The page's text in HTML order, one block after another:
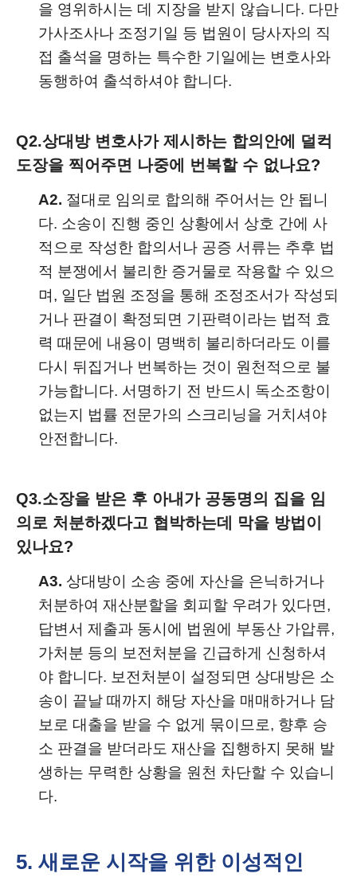
을 영위하시는 데 지장을 받지 않습니다. 다만
가사조사나 조정기일 등 법원이 당사자의 직
접 출석을 명하는 특수한 기일에는 변호사와
동행하여 출석하셔야 합니다.
Q2.상대방 변호사가 제시하는 합의안에 덜컥
도장을 찍어주면 나중에 번복할 수 없나요?
A2. 절대로 임의로 합의해 주어서는 안 됩니
다. 소송이 진행 중인 상황에서 상호 간에 사
적으로 작성한 합의서나 공증 서류는 추후 법
적 분쟁에서 불리한 증거물로 작용할 수 있으
며, 일단 법원 조정을 통해 조정조서가 작성되
거나 판결이 확정되면 기판력이라는 법적 효
력 때문에 내용이 명백히 불리하더라도 이를
다시 뒤집거나 번복하는 것이 원천적으로 불
가능합니다. 서명하기 전 반드시 독소조항이
없는지 법률 전문가의 스크리닝을 거치셔야
안전합니다.
Q3.소장을 받은 후 아내가 공동명의 집을 임
의로 처분하겠다고 협박하는데 막을 방법이
있나요?
A3. 상대방이 소송 중에 자산을 은닉하거나
처분하여 재산분할을 회피할 우려가 있다면,
답변서 제출과 동시에 법원에 부동산 가압류,
가처분 등의 보전처분을 긴급하게 신청하셔
야 합니다. 보전처분이 설정되면 상대방은 소
송이 끝날 때까지 해당 자산을 매매하거나 담
보로 대출을 받을 수 없게 묶이므로, 향후 승
소 판결을 받더라도 재산을 집행하지 못해 발
생하는 무력한 상황을 원천 차단할 수 있습니
다.
5. 새로운 시작을 위한 이성적인